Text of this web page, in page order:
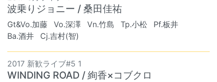
波乗りジョニー / 桑田佳祐
Gt&Vo.加藤 Vo.深澤 Vn.竹島 Tp.小松
Pf.板井
Ba.酒井
Cj.吉村(智)
2017 新歓ライブ#5 1
WINDING ROAD / 絢香×コブクロ